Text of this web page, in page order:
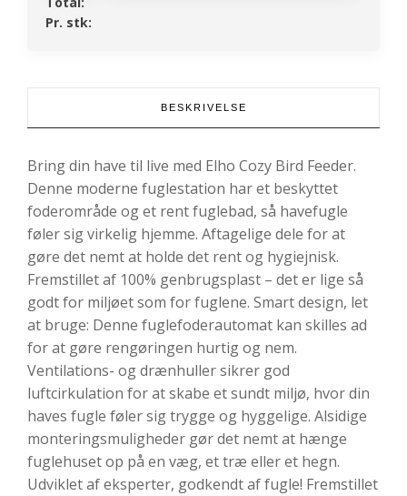
Cosy
Bird
Pr. stk:
BESKRIVELSE
Bring din have til live med Elho Cozy Bird Feeder.
Denne moderne fuglestation har et beskyttet
foderområde og et rent fuglebad, så havefugle
føler sig virkelig hjemme. Aftagelige dele for at
gøre det nemt at holde det rent og hygiejnisk.
Fremstillet af 100% genbrugsplast – det er lige så
godt for miljøet som for fuglene. Smart design, let
at bruge: Denne fuglefoderautomat kan skilles ad
for at gøre rengøringen hurtig og nem.
Ventilations- og drænhuller sikrer god
luftcirkulation for at skabe et sundt miljø, hvor din
haves fugle føler sig trygge og hyggelige. Alsidige
monteringsmuligheder gør det nemt at hænge
fuglehuset op på en væg, et træ eller et hegn.
Udviklet af eksperter, godkendt af fugle! Fremstillet